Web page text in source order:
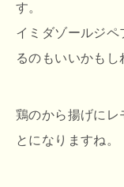
す。
イミダゾールジ
るのもいいかもし
鶏のから揚げにレ
とになりますね。